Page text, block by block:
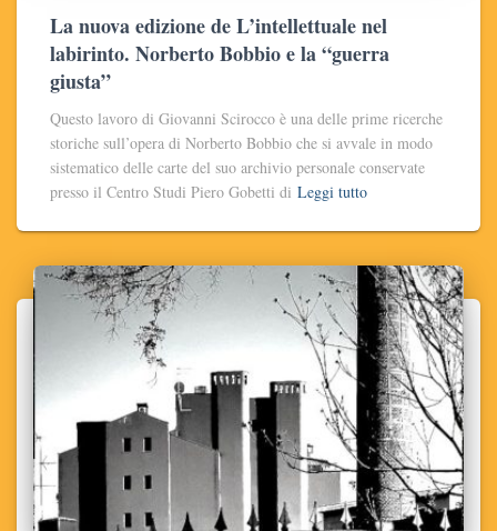
La nuova edizione de L’intellettuale nel
labirinto. Norberto Bobbio e la “guerra
giusta”
Questo lavoro di Giovanni Scirocco è una delle prime ricerche
storiche sull’opera di Norberto Bobbio che si avvale in modo
sistematico delle carte del suo archivio personale conservate
presso il Centro Studi Piero Gobetti di Leggi tutto